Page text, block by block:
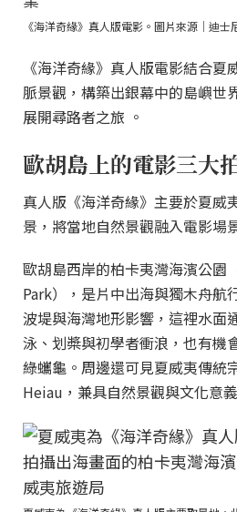
《海洋奇緣》真人版電影。圖片來源｜迪士
《海洋奇緣》真人版電影結合夏
脈景觀，構築出銀幕中的島嶼世
展開尋路者之旅 。
歐胡島上的電影三大
真人版《海洋奇緣》主要於夏威
景，將當地自然景觀融入電影場
歐胡島西岸的柏卡夷灣海濱公園
Park），是片中出海與獨木舟航
波堤與海灣地形影響，這裡水面
泳、划槳與初學者衝浪，也有機
綠蠵龜。周邊還可見夏威夷傳統
Heiau，兼具自然景觀與文化意